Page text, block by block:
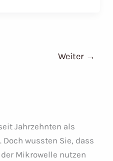
Weiter →
Jahrzehnten als
wussten Sie, dass
Mikrowelle nutzen